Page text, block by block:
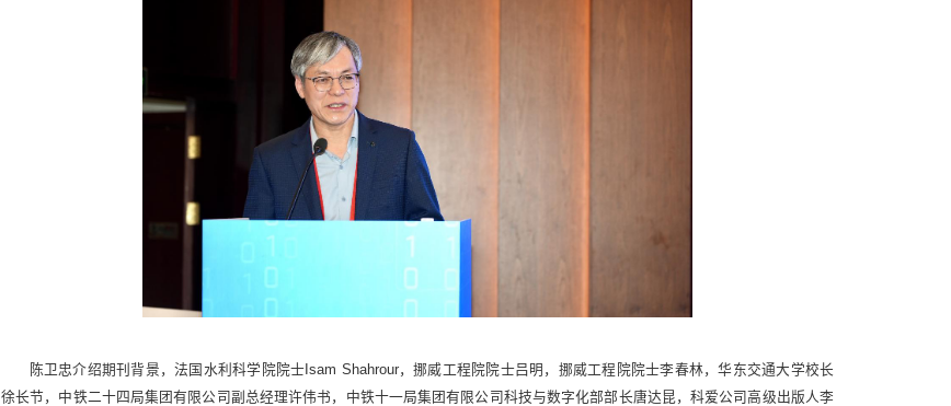
陈卫忠介绍期刊背景，法国水利科学院院士Isam Shahrour，挪威工程院院士吕明，挪威工程院院士李春林，华东交通大学校长
徐长节，中铁二十四局集团有限公司副总经理许伟书，中铁十一局集团有限公司科技与数字化部部长唐达昆，科爱公司高级出版人李